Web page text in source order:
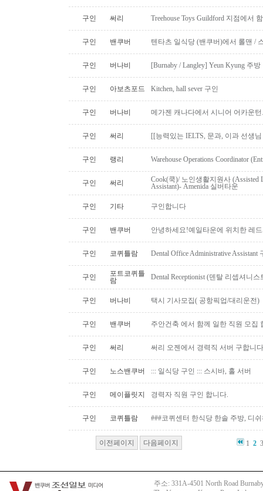
구인 써리 Treehouse Toys Guildford 지점에서
구인 밴쿠버 텐타츠 일식당 (밴쿠버)에서 롤맨 /
구인 버나비 [Burnaby / Langley] Yeun Kyung 주
구인 아보츠포드 Kitchen, hall sever 구인
구인 버나비 메가젠 캐나다에서 시니어 어카운
구인 써리 [[능력있는 IELTS, 문과, 이과 선생
구인 랭리 Warehouse Operations Coordinator
구인 써리
Cook(쿡)/ 노인생활지원사 (Assisted
Assistant)- Amenida 실버타운
구인 기타 구인합니다
구인 밴쿠버 안녕하세요!예일타운에 위치한 레
구인 코퀴틀람 Dental Office Administrative Assistant
구인
포트코퀴틀
람
Dental Receptionist (덴탈 리셉셔니
구인 버나비 택시 기사모집( 공항픽업/대리운전)
구인 밴쿠버 주안건축 에서 함께 일한 직원 모집
구인 써리 써리 오젠에서 경력직 서버 구합니다
구인 노스밴쿠버 ::: 일식당 구인 ::: 스시바, 홀 서버
구인 메이플릿지 경력자 직원 구인 합니다.
구인 코퀴틀람 ###코퀴센터 한식당 한솔 주방, 디
이전페이지 다음페이지 1 2
주소: 331A-4501 North Road